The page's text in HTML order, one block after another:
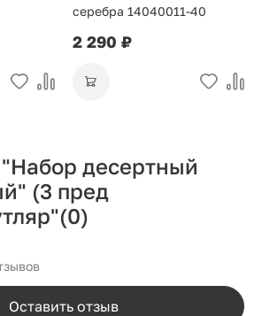
серебра 14040011-40
2 290 ₽
десертный
(3 пред
(0)
Оставить отзыв